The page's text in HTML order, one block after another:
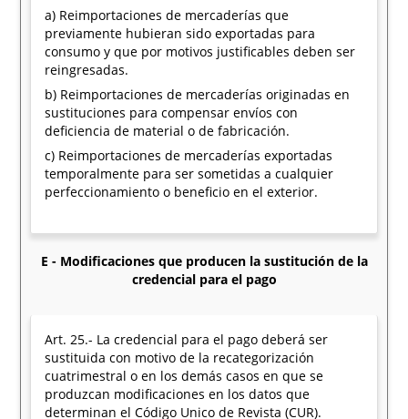
a) Reimportaciones de mercaderías que
previamente hubieran sido exportadas para
consumo y que por motivos justificables deben ser
reingresadas.
b) Reimportaciones de mercaderías originadas en
sustituciones para compensar envíos con
deficiencia de material o de fabricación.
c) Reimportaciones de mercaderías exportadas
temporalmente para ser sometidas a cualquier
perfeccionamiento o beneficio en el exterior.
E - Modificaciones que producen la sustitución de la
credencial para el pago
Art. 25.- La credencial para el pago deberá ser
sustituida con motivo de la recategorización
cuatrimestral o en los demás casos en que se
produzcan modificaciones en los datos que
determinan el Código Unico de Revista (CUR).